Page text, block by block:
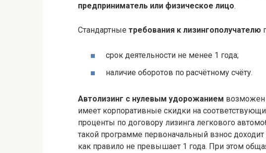
предприниматель или физическое лицо.
Стандартные требования к лизингополучателю
срок деятельности не менее 1 года;
наличие оборотов по расчётному счёту.
Автолизинг с нулевым удорожанием возможен
имеет корпоративные скидки на
проценты по договору лизинга легкового
такой программе первоначальный взнос
как правило не превышает 1 года. При этом